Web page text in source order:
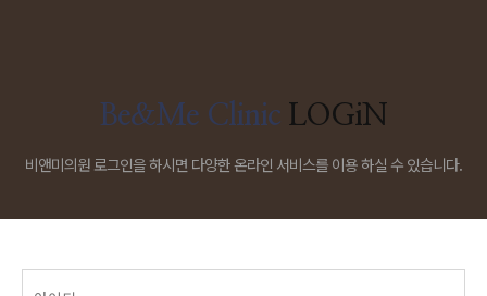
Be&Me Clinic LOGiN
비앤미의원 로그인을 하시면 다양한 온라인 서비스를 이용 하실 수 있습니다.